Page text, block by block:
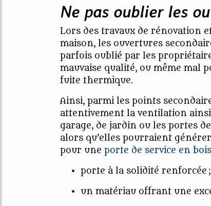
Ne pas oublier les
Lors des travaux de rénovation
maison, les ouvertures
parfois oublié par les
mauvaise qualité, ou même mal
fuite thermique.
Ainsi, parmi les points
attentivement la ventilation ainsi
garage, de jardin ou les portes
alors qu’elles pourraient
pour une porte de service en bois
porte à la solidité renforcée ;
un matériau offrant une